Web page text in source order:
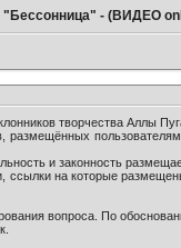
"Бессонница" - (ВИДЕО
творчества Аллы
и законность
ссылки на которые
вопроса. По